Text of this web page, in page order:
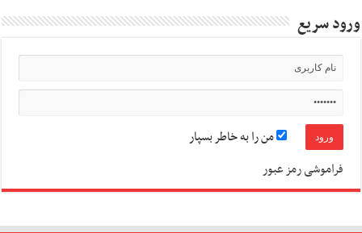
ورود سریع
من را به خاطر بسپار
فراموشی رمز عبور